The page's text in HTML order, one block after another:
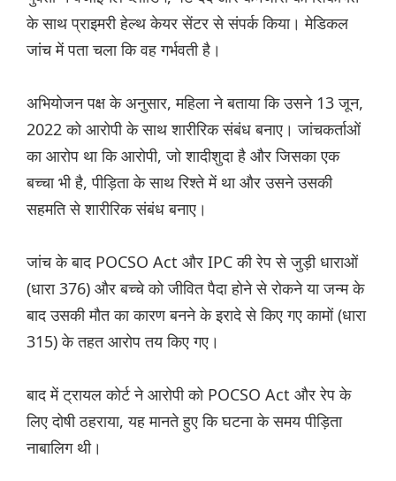
के साथ प्राइमरी हेल्थ केयर सेंटर से संपर्क किया। मेडिकल
जांच में पता चला कि वह गर्भवती है।
अभियोजन पक्ष के अनुसार, महिला ने बताया कि उसने 13 जून,
2022 को आरोपी के साथ शारीरिक संबंध बनाए। जांचकर्ताओं
का आरोप था कि आरोपी, जो शादीशुदा है और जिसका एक
बच्चा भी है, पीड़िता के साथ रिश्ते में था और उसने उसकी
सहमति से शारीरिक संबंध बनाए।
जांच के बाद POCSO Act और IPC की रेप से जुड़ी धाराओं
(धारा 376) और बच्चे को जीवित पैदा होने से रोकने या जन्म के
बाद उसकी मौत का कारण बनने के इरादे से किए गए कामों (धारा
315) के तहत आरोप तय किए गए।
बाद में ट्रायल कोर्ट ने आरोपी को POCSO Act और रेप के
लिए दोषी ठहराया, यह मानते हुए कि घटना के समय पीड़िता
नाबालिग थी।